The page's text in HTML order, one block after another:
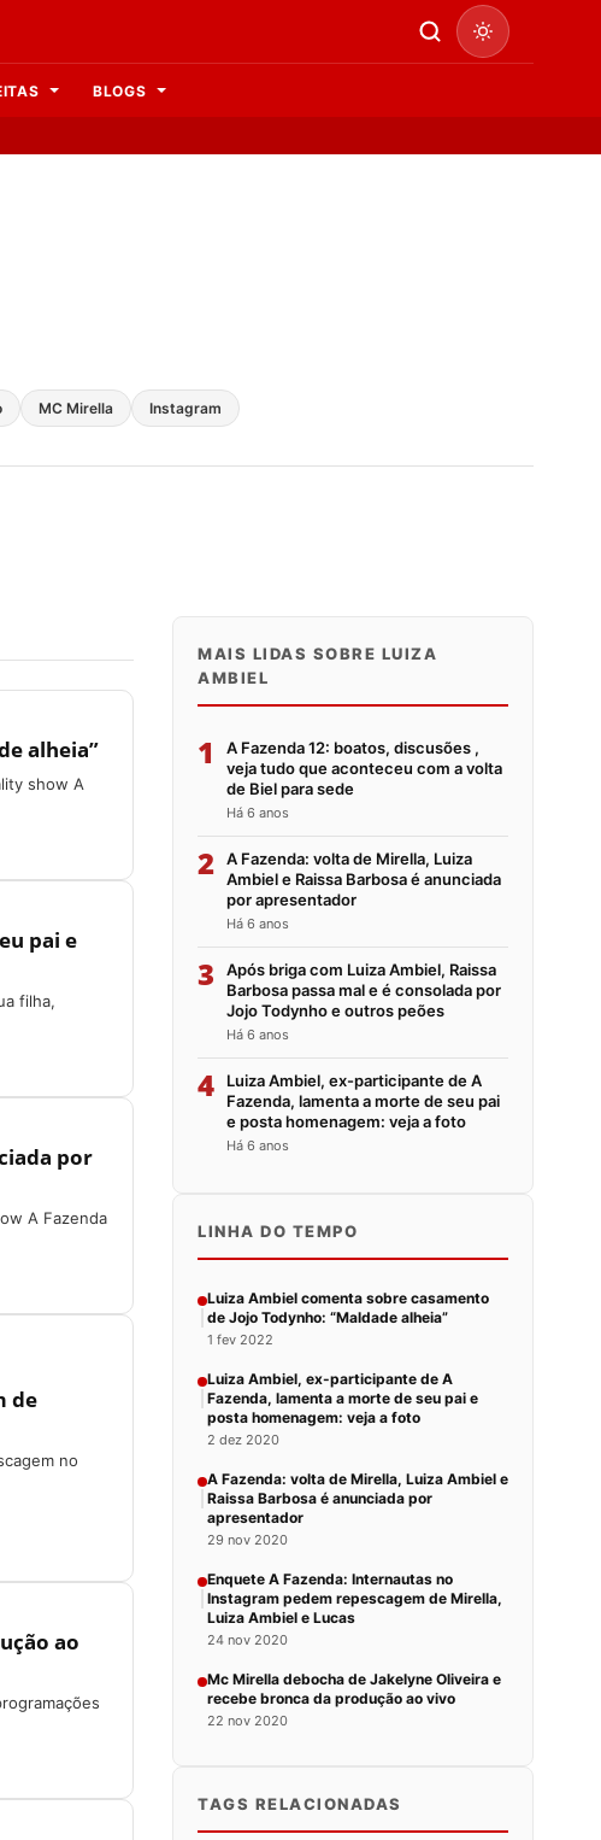
BLOGS
MC Mirella Instagram
alheia”
show A
pai e
filha,
por
A Fazenda
de
no
ao
MAIS LIDAS SOBRE LUIZA
AMBIEL
1
A Fazenda 12: boatos, discusões ,
veja tudo que aconteceu com a volta
de Biel para sede
Há 6 anos
2
A Fazenda: volta de Mirella, Luiza
Ambiel e Raissa Barbosa é anunciada
por apresentador
Há 6 anos
3
Após briga com Luiza Ambiel, Raissa
Barbosa passa mal e é consolada por
Jojo Todynho e outros peões
Há 6 anos
4
Luiza Ambiel, ex-participante de A
Fazenda, lamenta a morte de seu pai
e posta homenagem: veja a foto
Há 6 anos
LINHA DO TEMPO
Luiza Ambiel comenta sobre casamento
de Jojo Todynho: “Maldade alheia”
1 fev 2022
Luiza Ambiel, ex-participante de A
Fazenda, lamenta a morte de seu pai e
posta homenagem: veja a foto
2 dez 2020
A Fazenda: volta de Mirella, Luiza Ambiel e
Raissa Barbosa é anunciada por
apresentador
29 nov 2020
Enquete A Fazenda: Internautas no
Instagram pedem repescagem de Mirella,
Luiza Ambiel e Lucas
24 nov 2020
Mc Mirella debocha de Jakelyne Oliveira e
recebe bronca da produção ao vivo
22 nov 2020
TAGS RELACIONADAS